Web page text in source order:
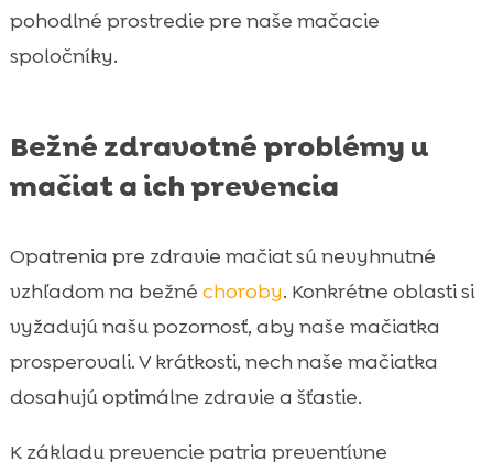
pohodlné prostredie pre naše mačacie
spoločníky.
Bežné zdravotné problémy u
mačiat a ich prevencia
Opatrenia pre zdravie mačiat sú nevyhnutné
vzhľadom na bežné choroby. Konkrétne oblasti si
vyžadujú našu pozornosť, aby naše mačiatka
prosperovali. V krátkosti, nech naše mačiatka
dosahujú optimálne zdravie a šťastie.
K základu prevencie patria preventívne